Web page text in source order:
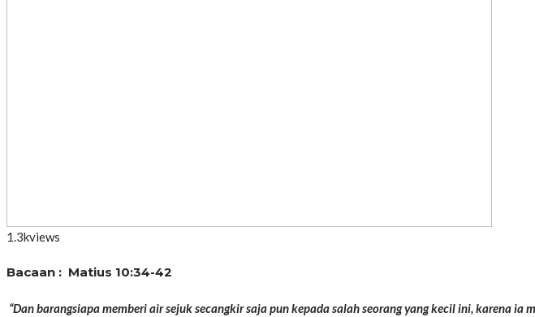
1.3kviews
Bacaan : Matius 10:34-42
“Dan barangsiapa memberi air sejuk secangkir saja pun kepada salah seorang yang kecil ini, karena